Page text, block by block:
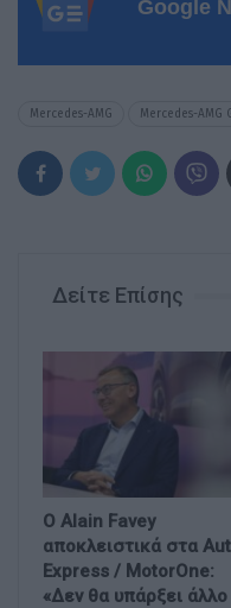
Google
Mercedes-AMG Mercedes-AMG
Δείτε Επίσης
Ο Alain Favey
αποκλειστικά στα
Express / MotorOne:
«Δεν θα υπάρξει άλλο